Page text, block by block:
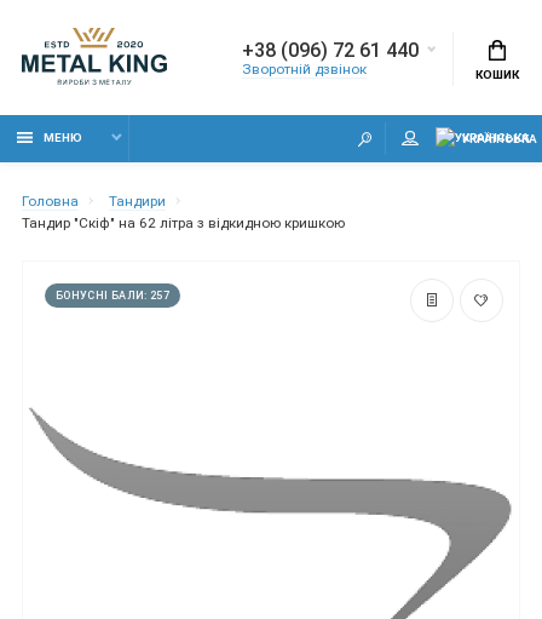
+38 (096) 72 61 440
Зворотній дзвінок КОШИК
МЕНЮ УКРАЇНСЬКА
Головна
Тандири
Тандир "Скіф" на 62 літра з відкидною кришкою
БОНУСНІ БАЛИ: 257